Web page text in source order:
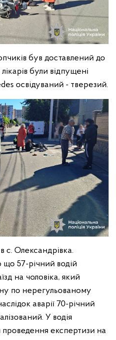
був доставлений до
лікарів були відпущені
освідуваний - тверезий.
Олександрівка.
57-річний водій
на чоловіка, який
по нерегульованому
аварії 70-річний
У водія
проведення експертизи на